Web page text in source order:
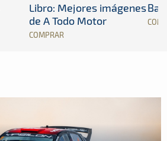
Libro: Mejores imágenes
de A Todo Motor
COMPRAR